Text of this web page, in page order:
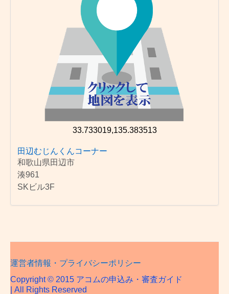
33.733019,135.383513
田辺むじんくんコーナー
和歌山県田辺市
湊961
SKビル3F
運営者情報・プライバシーポリシー
Copyright © 2015 アコムの申込み・審査ガイド
| All Rights Reserved